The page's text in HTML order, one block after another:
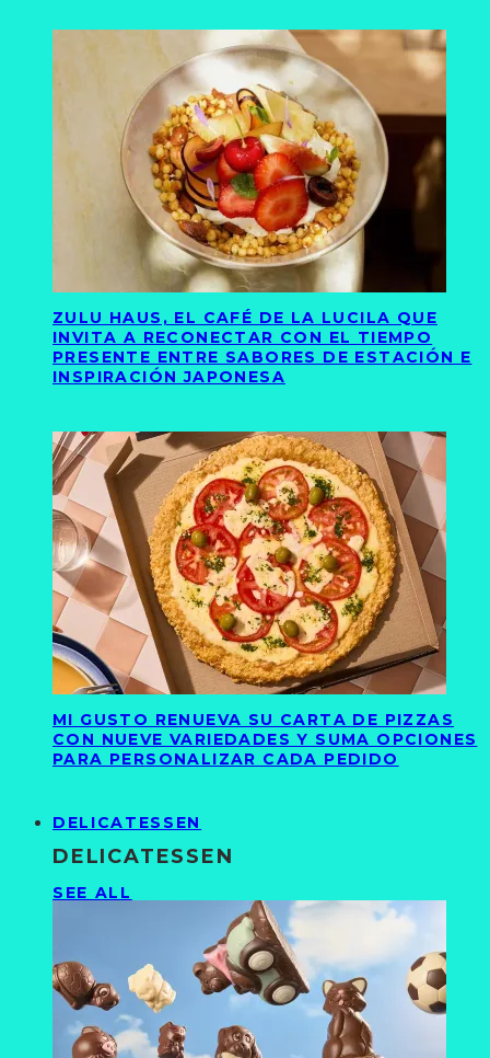
ZULU HAUS, EL CAFÉ DE LA LUCILA QUE
INVITA A RECONECTAR CON EL TIEMPO
PRESENTE ENTRE SABORES DE ESTACIÓN E
INSPIRACIÓN JAPONESA
MI GUSTO RENUEVA SU CARTA DE PIZZAS
CON NUEVE VARIEDADES Y SUMA OPCIONES
PARA PERSONALIZAR CADA PEDIDO
DELICATESSEN
DELICATESSEN
SEE ALL